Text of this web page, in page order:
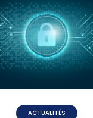
ACTUALITÉS